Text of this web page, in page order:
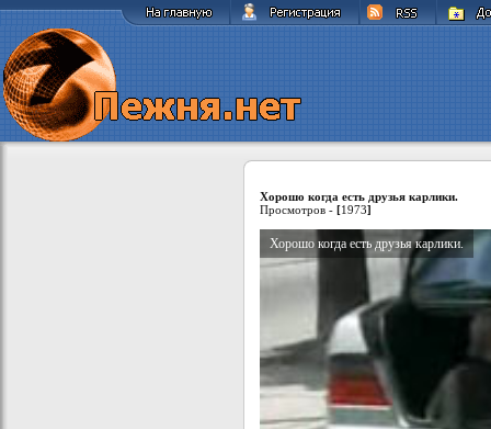
Хорошо когда есть друзья карлики.
Просмотров - [1973]
Хорошо когда есть друзья карлики.